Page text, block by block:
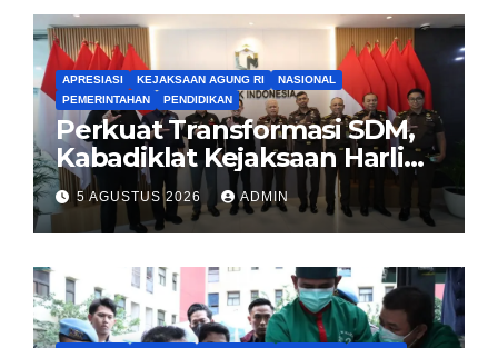
APRESIASI KEJAKSAAN AGUNG RI
NASIONAL
PEMERINTAHAN
PENDIDIKAN
Perkuat Transformasi SDM,
Kabadiklat Kejaksaan Harli
Siregar Jalin Sinergi dengan
LAN RI
5 AGUSTUS 2026 ADMIN